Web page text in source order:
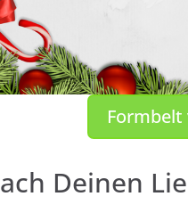
Formbelt
Deinen